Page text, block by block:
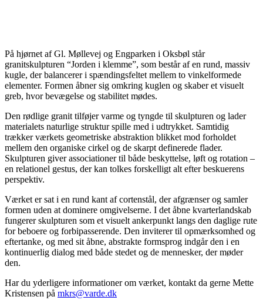
På hjørnet af Gl. Møllevej og Engparken i Oksbøl står
granitskulpturen “Jorden i klemme”, som består af en rund, massiv
kugle, der balancerer i spændingsfeltet mellem to vinkelformede
elementer. Formen åbner sig omkring kuglen og skaber et visuelt
greb, hvor bevægelse og stabilitet mødes.
Den rødlige granit tilføjer varme og tyngde til skulpturen og lader
materialets naturlige struktur spille med i udtrykket. Samtidig
trækker værkets geometriske abstraktion blikket mod forholdet
mellem den organiske cirkel og de skarpt definerede flader.
Skulpturen giver associationer til både beskyttelse, løft og rotation –
en relationel gestus, der kan tolkes forskelligt alt efter beskuerens
perspektiv.
Værket er sat i en rund kant af cortenstål, der afgrænser og samler
formen uden at dominere omgivelserne. I det åbne kvarterlandskab
fungerer skulpturen som et visuelt ankerpunkt langs den daglige rute
for beboere og forbipasserende. Den inviterer til opmærksomhed og
eftertanke, og med sit åbne, abstrakte formsprog indgår den i en
kontinuerlig dialog med både stedet og de mennesker, der møder
den.
Har du yderligere informationer om værket, kontakt da gerne Mette
Kristensen på mkrs@varde.dk